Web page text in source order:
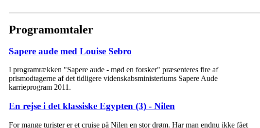
Programomtaler
Sapere aude med Louise Sebro
I programrækken "Sapere aude - mød en forsker" præsenteres fire af
prismodtagerne af det tidligere videnskabsministeriums Sapere Aude
karrieprogram 2011.
En rejse i det klassiske Egypten (3) - Nilen
For mange turister er et cruise på Nilen en stor drøm. Har man endnu ikke fået